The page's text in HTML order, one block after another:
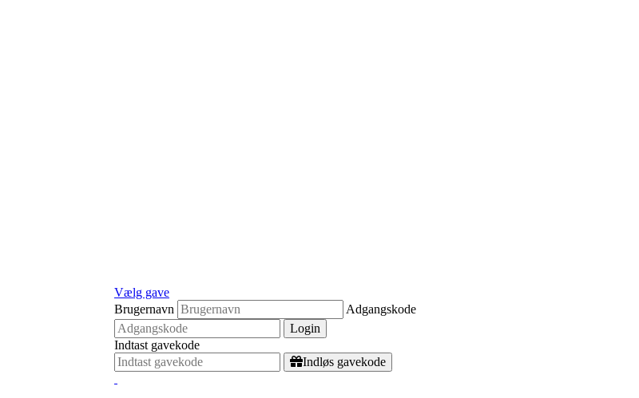
Vælg gave
Brugernavn
Adgangskode
Login
Indtast gavekode
Indløs gavekode